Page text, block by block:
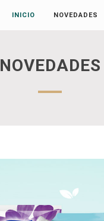
INICIO NOVEDADES
NOVEDADES